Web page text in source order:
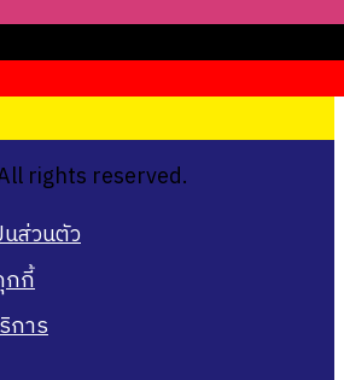
rights reserved.
ส่วนตัว
กกี้
การ